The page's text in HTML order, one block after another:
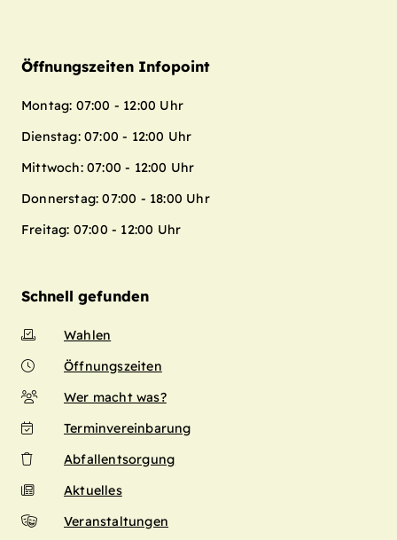
Öffnungszeiten Infopoint
Montag: 07:00 - 12:00 Uhr
Dienstag: 07:00 - 12:00 Uhr
Mittwoch: 07:00 - 12:00 Uhr
Donnerstag: 07:00 - 18:00 Uhr
Freitag: 07:00 - 12:00 Uhr
Schnell gefunden
Wahlen
Öffnungszeiten
Wer macht was?
Terminvereinbarung
Abfallentsorgung
Aktuelles
Veranstaltungen